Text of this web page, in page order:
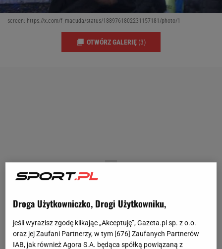
screen: https://x.com/f_macuda/status/1889761802231157181/photo/1
OTWÓRZ GALERIĘ (3)
Droga Użytkowniczko, Drogi Użytkowniku,
jeśli wyrazisz zgodę klikając „Akceptuję”, Gazeta.pl sp. z o.o.
oraz jej Zaufani Partnerzy, w tym [676] Zaufanych Partnerów
IAB, jak również Agora S.A. będąca spółką powiązaną z